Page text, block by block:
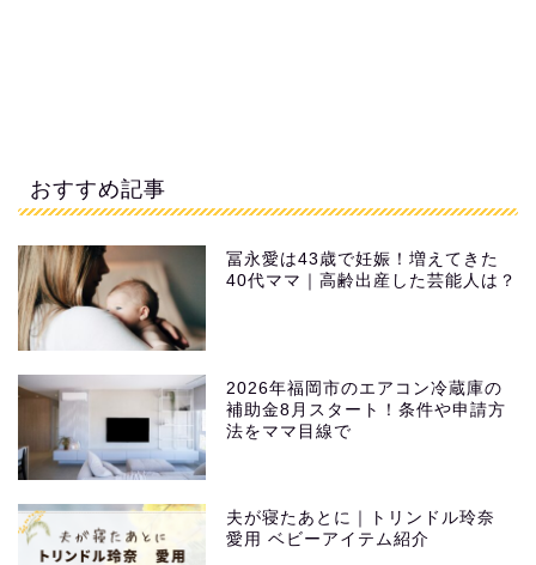
おすすめ記事
冨永愛は43歳で妊娠！増えてきた
40代ママ｜高齢出産した芸能人は？
2026年福岡市のエアコン冷蔵庫の
補助金8月スタート！条件や申請方
法をママ目線で
夫が寝たあとに｜トリンドル玲奈
愛用 ベビーアイテム紹介